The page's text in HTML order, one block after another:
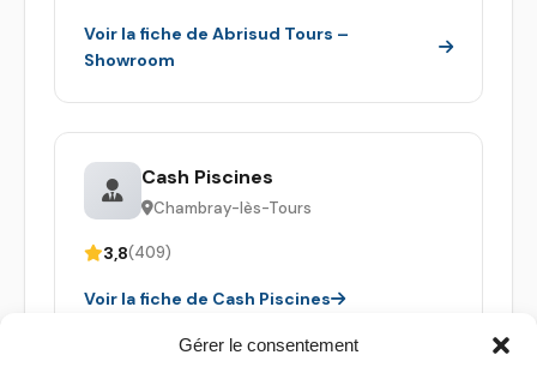
Gérer le consentement
Voir la fiche de Abrisud Tours –
Showroom
Cash Piscines
Chambray-lès-Tours
3,8(409)
Voir la fiche de Cash Piscines